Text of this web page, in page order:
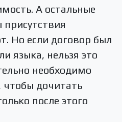
А остальные
Но если договор был
языка, нельзя это
необходимо
чтобы дочитать
после этого